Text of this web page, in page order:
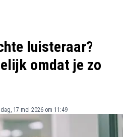
luisteraar?
omdat je zo
17 mei 2026 om 11:49